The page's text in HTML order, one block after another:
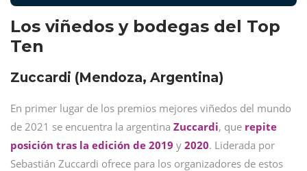
Los viñedos y bodegas del Top
Ten
Zuccardi (Mendoza, Argentina)
En primer lugar de los premios mejores viñedos del mundo
de 2021 se encuentra la argentina Zuccardi, que repite
posición tras la edición de 2019 y 2020. Liderada por
Sebastián Zuccardi ofrece para los organizadores de estos